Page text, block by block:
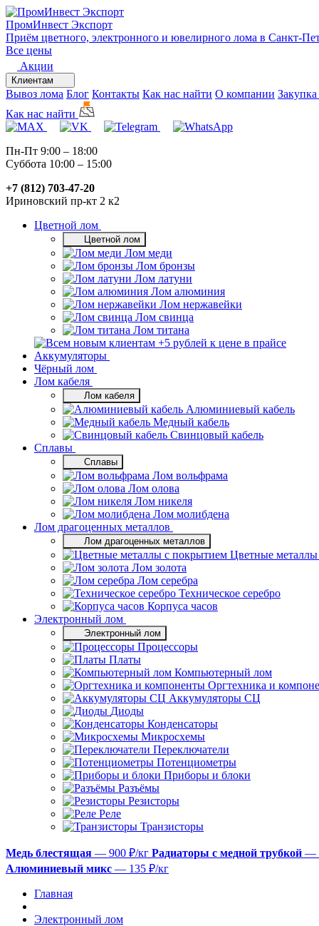
ПромИнвест Экспорт
Приём цветного, электронного и ювелирного лома в Санкт-
Все цены
Акции
Клиентам
Вывоз лома Блог Контакты Как нас найти О компании
Как нас найти
Пн-Пт 9:00 – 18:00
Суббота 10:00 – 15:00
+7 (812) 703-47-20
Ириновский пр-кт 2 к2
Цветной лом
Цветной лом
Лом меди
Лом бронзы
Лом латуни
Лом алюминия
Лом нержавейки
Лом свинца
Лом титана
Аккумуляторы
Чёрный лом
Лом кабеля
Лом кабеля
Алюминиевый кабель
Медный кабель
Свинцовый кабель
Сплавы
Сплавы
Лом вольфрама
Лом олова
Лом никеля
Лом молибдена
Лом драгоценных металлов
Лом драгоценных металлов
Цветные
Лом золота
Лом серебра
Техническое серебро
Корпуса часов
Электронный лом
Электронный лом
Процессоры
Платы
Компьютерный лом
Оргтехника и
Аккумуляторы СЦ
Диоды
Конденсаторы
Микросхемы
Переключатели
Потенциометры
Приборы и блоки
Разъёмы
Резисторы
Реле
Транзисторы
Медь блестящая — 900 ₽/кг Радиаторы с медной трубкой —
Алюминиевый микс — 135 ₽/кг
Главная
Электронный лом